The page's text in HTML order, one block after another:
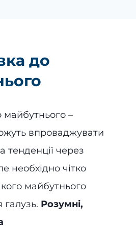
до
майбутнього –
впроваджувати
тенденції через
необхідно чітко
майбутнього
галузь. Розумні,